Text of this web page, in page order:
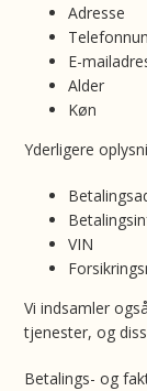
Adresse
E-
Alder
Køn
Yderligere
VIN
Vi indsamler
tjenester, og
Betalings- og